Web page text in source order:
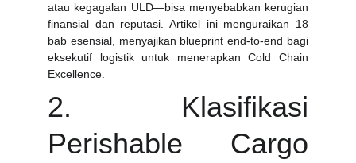
atau kegagalan ULD—bisa menyebabkan kerugian
finansial dan reputasi. Artikel ini menguraikan 18
bab esensial, menyajikan blueprint end-to-end bagi
eksekutif logistik untuk menerapkan Cold Chain
Excellence.
2. Klasifikasi
Perishable Cargo